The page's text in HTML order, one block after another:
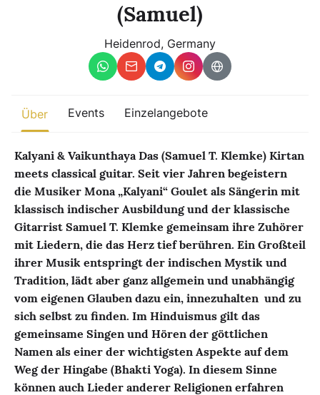
Finde beliebte Events
Eine globale Sicht auf Zusammenkünfte, in denen Verbindung,
Präsenz und Wachstum aktiv entfaltet werden.
(Samuel)
Heidenrod, Germany
Über Events Einzelangebote
Kalyani & Vaikunthaya Das (Samuel T. Klemke) Kirtan
meets classical guitar. Seit vier Jahren begeistern
die Musiker Mona „Kalyani“ Goulet als Sängerin mit
klassisch indischer Ausbildung und der klassische
Gitarrist Samuel T. Klemke gemeinsam ihre Zuhörer
mit Liedern, die das Herz tief berühren. Ein Großteil
ihrer Musik entspringt der indischen Mystik und
Tradition, lädt aber ganz allgemein und unabhängig
vom eigenen Glauben dazu ein, innezuhalten und zu
sich selbst zu finden. Im Hinduismus gilt das
gemeinsame Singen und Hören der göttlichen
Namen als einer der wichtigsten Aspekte auf dem
Weg der Hingabe (Bhakti Yoga). In diesem Sinne
können auch Lieder anderer Religionen erfahren